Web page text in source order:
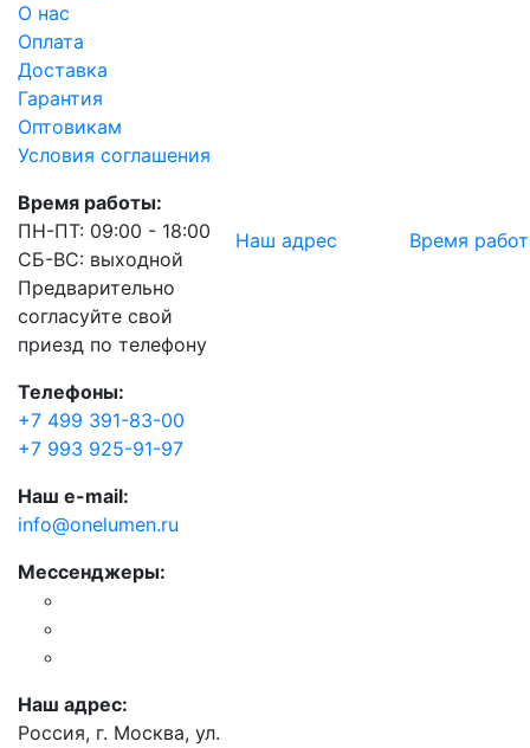
О нас
Оплата
Доставка
Гарантия
Оптовикам
Условия соглашения
Время работы:
ПН-ПТ: 09:00 - 18:00
СБ-ВС: выходной
Предварительно
согласуйте свой
приезд по телефону
Телефоны:
+7 499 391-83-00
+7 993 925-91-97
Наш e-mail:
info@onelumen.ru
Мессенджеры:
Наш адрес:
Россия, г. Москва, ул.
Наш адрес Время